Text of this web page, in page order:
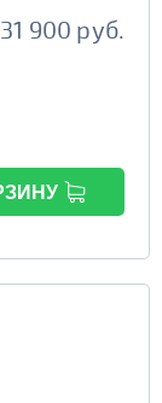
31 900 руб.